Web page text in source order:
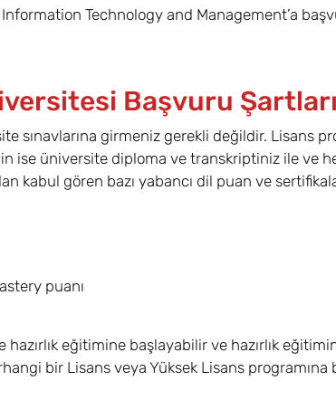
Technology and Management’a
Başvuru Şartları
sınavlarına girmeniz gerekli değildir. Lisans
ise üniversite diploma ve transkriptiniz ile ve
kabul gören bazı yabancı dil puan ve
puanı
eğitimine başlayabilir ve hazırlık
bir Lisans veya Yüksek Lisans